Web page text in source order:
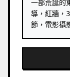
一部荒誕
導，紅牆，
節，電影